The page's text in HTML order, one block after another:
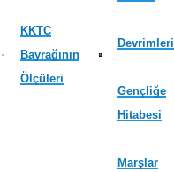
KKTC
Bayrağının
Ölçüleri
Devrimleri
Gençliğe
Hitabesi
Marşlar